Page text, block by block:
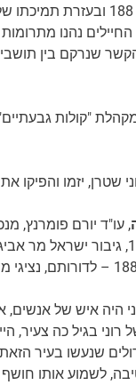
הפעולה בין עיריית
נהנו
"קולות
שטרן, יזמו והפיקו
, עו"ד יורם פומרנץ,
העיר, רועי סוורסקי, מח"ט
היה איש של
בגיל כה צעיר,
הכי גדולים שנעשו
לשמוע אותו